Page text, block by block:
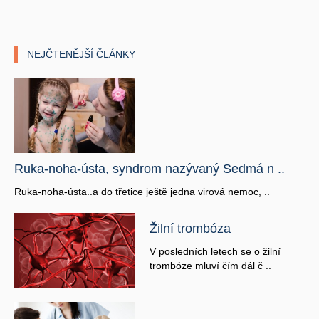
NEJČTENĚJŠÍ ČLÁNKY
Ruka-noha-ústa, syndrom nazývaný Sedmá n ..
Ruka-noha-ústa..a do třetice ještě jedna virová nemoc, ..
Žilní trombóza
V posledních letech se o žilní
trombóze mluví čím dál č ..